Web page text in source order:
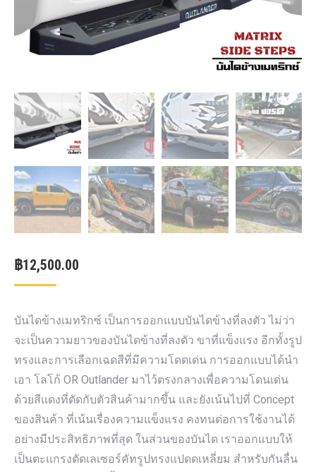
฿12,500.00
บันไดข้างเมทริกซ์ เป็นการออกแบบบันไดข้างที่ลงตัว ไม่ว่า
จะเป็นความยาวของบันไดข้างที่ลงตัว ขาที่แข็งแรง อีกทั้งรูป
ทรงและการเลือกเฉดสีที่มีความโดดเด่น การออกแบบได้นำ
เอา โลโก้ OR Outlander มาไว้ตรงกลางเพื่อความโดนเด่น
ด้วยสีแดงที่ตัดกับตัวสินค้ามากขึ้น และยังเน้นไปที่ Concept
ของสินค้า ที่เน้นเรื่องความแข็งแรง คงทนต่อการใช้งานได้
อย่างมีประสิทธิภาพที่สุด ในส่วนของบันได เราออกแบบให้
เป็นตะแกรงตัดเลเซอร์คัทรูปทรงแปดดเหลี่ยม สำหรับกันลื่น